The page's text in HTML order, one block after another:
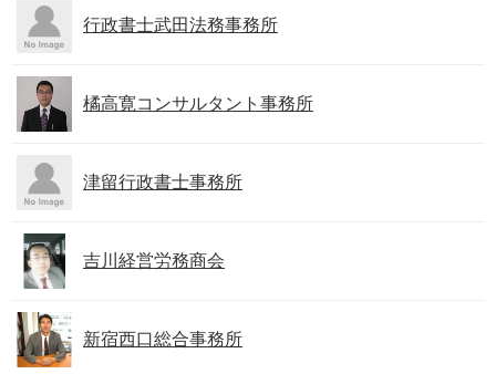
行政書士武田法務事務所
橘高寛コンサルタント事務所
津留行政書士事務所
吉川経営労務商会
新宿西口総合事務所